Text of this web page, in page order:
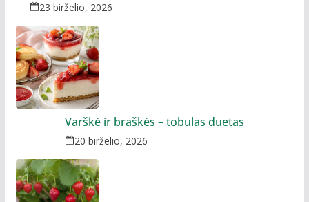
23 birželio, 2026
Varškė ir braškės – tobulas duetas
20 birželio, 2026